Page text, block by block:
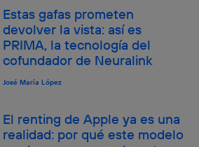
Estas gafas prometen
devolver la vista: así es
PRIMA, la tecnología del
cofundador de Neuralink
José María López
El renting de Apple ya es una
realidad: por qué este modelo